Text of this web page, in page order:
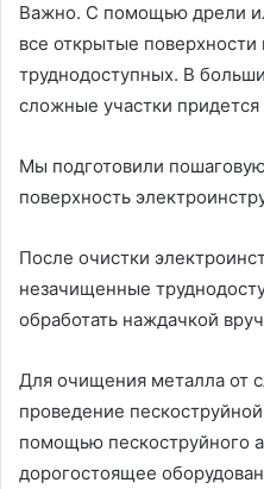
Важно. С помощью дрели
все открытые
труднодоступных. В
сложные участки
Мы подготовили
поверхность
После очистки
незачищенные
обработать наждачкой
Для очищения металла от
проведение
помощью пескоструйного
дорогостоящее